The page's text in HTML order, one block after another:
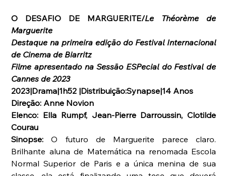
O DESAFIO DE MARGUERITE/Le Théorème de
Marguerite
Destaque na primeira edição do Festival Internacional
de Cinema de Biarritz
Filme apresentado na Sessão ESPecial do Festival de
Cannes de 2023
2023|Drama|1h52 |Distribuição:Synapse|14 Anos
Direção: Anne Novion
Elenco: Ella Rumpf, Jean-Pierre Darroussin, Clotilde
Courau
Sinopse: O futuro de Marguerite parece claro.
Brilhante aluna de Matemática na renomada Escola
Normal Superior de Paris e a única menina de sua